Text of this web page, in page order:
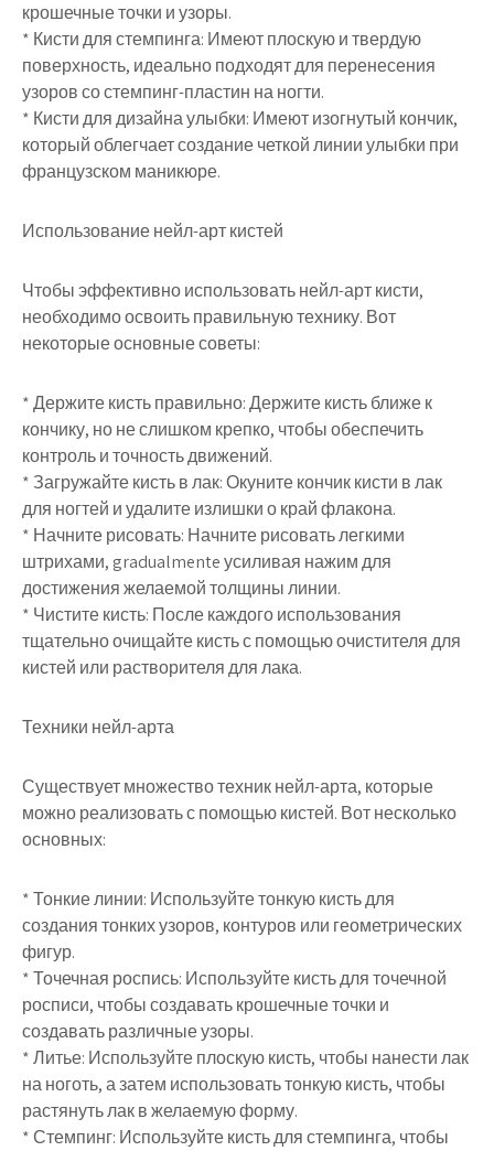
крошечные точки и узоры.
* Кисти для стемпинга: Имеют плоскую и твердую
поверхность, идеально подходят для перенесения
узоров со стемпинг-пластин на ногти.
* Кисти для дизайна улыбки: Имеют изогнутый кончик,
который облегчает создание четкой линии улыбки при
французском маникюре.
Использование нейл-арт кистей
Чтобы эффективно использовать нейл-арт кисти,
необходимо освоить правильную технику. Вот
некоторые основные советы:
* Держите кисть правильно: Держите кисть ближе к
кончику, но не слишком крепко, чтобы обеспечить
контроль и точность движений.
* Загружайте кисть в лак: Окуните кончик кисти в лак
для ногтей и удалите излишки о край флакона.
* Начните рисовать: Начните рисовать легкими
штрихами, gradualmente усиливая нажим для
достижения желаемой толщины линии.
* Чистите кисть: После каждого использования
тщательно очищайте кисть с помощью очистителя для
кистей или растворителя для лака.
Техники нейл-арта
Существует множество техник нейл-арта, которые
можно реализовать с помощью кистей. Вот несколько
основных:
* Тонкие линии: Используйте тонкую кисть для
создания тонких узоров, контуров или геометрических
фигур.
* Точечная роспись: Используйте кисть для точечной
росписи, чтобы создавать крошечные точки и
создавать различные узоры.
* Литье: Используйте плоскую кисть, чтобы нанести лак
на ноготь, а затем использовать тонкую кисть, чтобы
растянуть лак в желаемую форму.
* Стемпинг: Используйте кисть для стемпинга, чтобы